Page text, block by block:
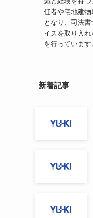
任者や宅地建
となり、司法
イスを取り入
を行っています
新着記事